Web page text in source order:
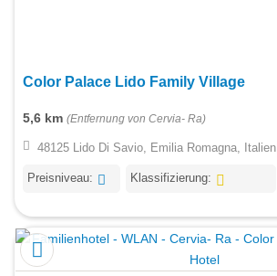
Color Palace Lido Family Village
5,6 km (Entfernung von Cervia- Ra)
48125 Lido Di Savio, Emilia Romagna, Italien
Preisniveau: Klassifizierung: